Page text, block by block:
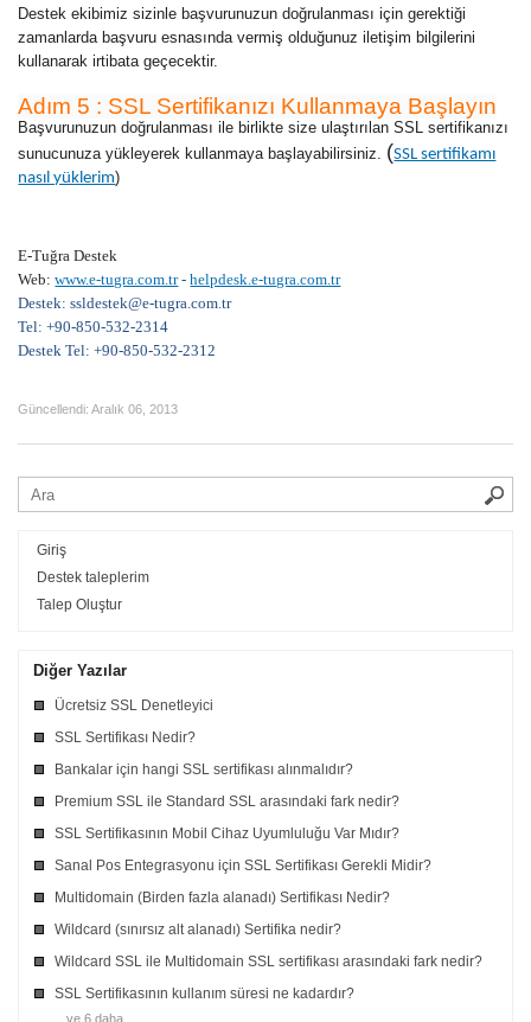
Destek ekibimiz sizinle başvurunuzun doğrulanması için gerektiği
zamanlarda başvuru esnasında vermiş olduğunuz iletişim bilgilerini
kullanarak irtibata geçecektir.
Adım 5 : SSL Sertifikanızı Kullanmaya Başlayın
Başvurunuzun doğrulanması ile birlikte size ulaştırılan SSL sertifikanızı
sunucunuza yükleyerek kullanmaya başlayabilirsiniz. (SSL sertifikamı
nasıl yüklerim)
E-Tuğra Destek
Web:www.e-tugra.com.tr-helpdesk.e-tugra.com.tr
Destek: ssldestek@e-tugra.com.tr
Tel: +90-850-532-2314
Destek Tel: +90-850-532-2312
Güncellendi: Aralık 06, 2013
Giriş
Destek taleplerim
Talep Oluştur
Diğer Yazılar
Ücretsiz SSL Denetleyici
SSL Sertifikası Nedir?
Bankalar için hangi SSL sertifikası alınmalıdır?
Premium SSL ile Standard SSL arasındaki fark nedir?
SSL Sertifikasının Mobil Cihaz Uyumluluğu Var Mıdır?
Sanal Pos Entegrasyonu için SSL Sertifikası Gerekli Midir?
Multidomain (Birden fazla alanadı) Sertifikası Nedir?
Wildcard (sınırsız alt alanadı) Sertifika nedir?
Wildcard SSL ile Multidomain SSL sertifikası arasındaki fark nedir?
SSL Sertifikasının kullanım süresi ne kadardır?
ve 6 daha ...